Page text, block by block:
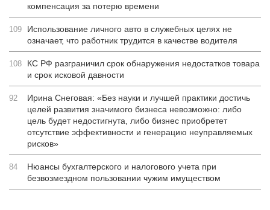
компенсация за потерю времени
109
Использование личного авто в служебных целях не
означает, что работник трудится в качестве водителя
108
КС РФ разграничил срок обнаружения недостатков товара
и срок исковой давности
92
Ирина Снеговая: «Без науки и лучшей практики достичь
целей развития значимого бизнеса невозможно: либо
цель будет недостигнута, либо бизнес приобретет
отсутствие эффективности и генерацию неуправляемых
рисков»
84
Нюансы бухгалтерского и налогового учета при
безвозмездном пользовании чужим имуществом